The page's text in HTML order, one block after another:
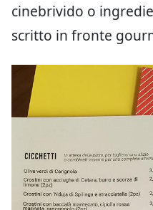
cinebrivido o
scritto in fronte